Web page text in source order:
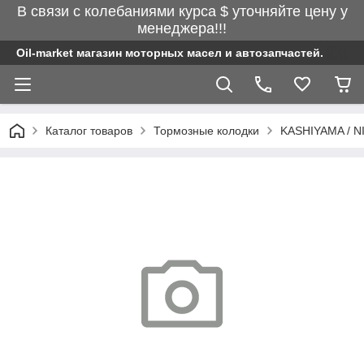
В связи с колебаниями курса $ уточняйте цену у
менеджера!!!
Oil-market магазин моторных масел и автозапчастей.
Каталог товаров Тормозные колодки KASHIYAMA /